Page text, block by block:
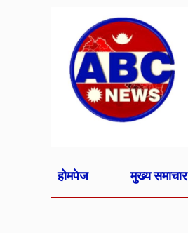
होमपेज मुख्य समाचार